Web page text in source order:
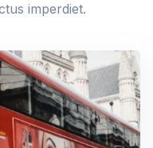
imperdiet.